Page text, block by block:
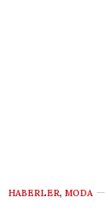
HABERLER, MODA